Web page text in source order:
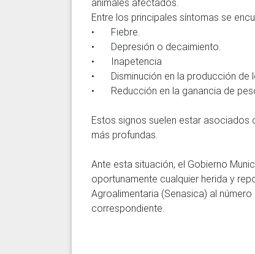
animales afectados.
Entre los principales síntomas se
•	Fiebre.
•	Depresión o decaimiento.
•	Inapetencia
•	Disminución en la producción de leche.
•	Reducción en la ganancia de peso.
Estos signos suelen estar
más profundas.
Ante esta situación, el Gobierno
oportunamente cualquier herida y
Agroalimentaria (Senasica) al